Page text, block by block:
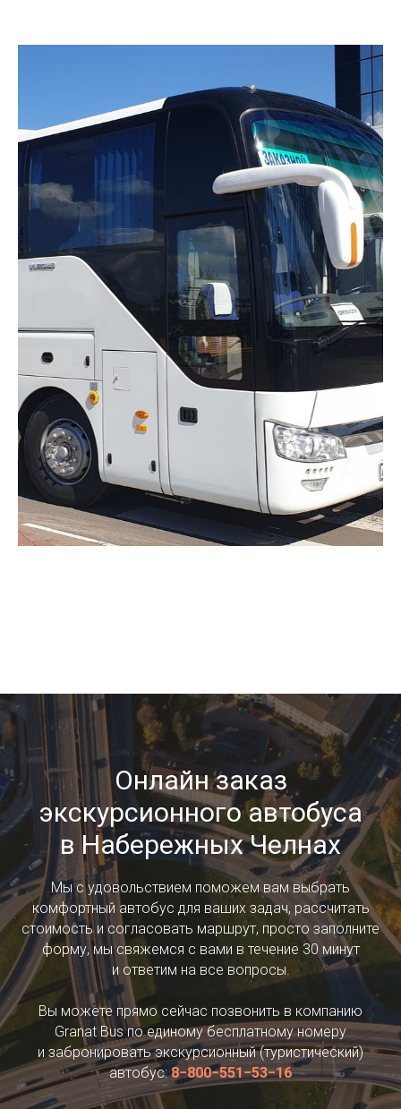
Онлайн заказ
экскурсионного автобуса
в Набережных Челнах
Мы с удовольствием поможем вам выбрать
комфортный автобус для ваших задач, рассчитать
стоимость и согласовать маршрут, просто заполните
форму, мы свяжемся с вами в течение 30 минут
и ответим на все вопросы.
Вы можете прямо сейчас позвонить в компанию
Granat Bus по единому бесплатному номеру
и забронировать экскурсионный (туристический)
автобус: 8−800−551−53−16